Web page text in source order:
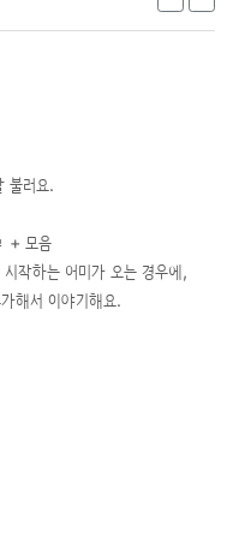
불러요.
+ 모음
시작하는 어미가 오는 경우에,
가해서 이야기해요.